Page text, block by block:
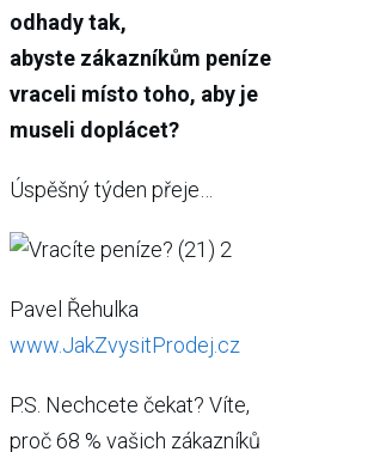
odhady tak,
abyste zákazníkům peníze
vraceli místo toho, aby je
museli doplácet?
Úspěšný týden přeje…
Pavel Řehulka
www.JakZvysitProdej.cz
P.S. Nechcete čekat? Víte,
proč 68 % vašich zákazníků